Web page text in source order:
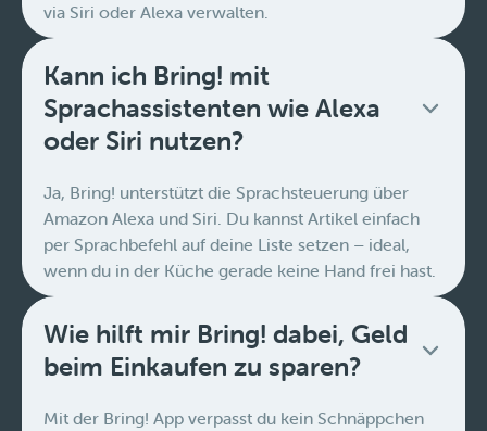
via Siri oder Alexa verwalten.
Kann ich Bring! mit
Sprachassistenten wie Alexa
oder Siri nutzen?
Ja, Bring! unterstützt die Sprachsteuerung über
Amazon Alexa und Siri. Du kannst Artikel einfach
per Sprachbefehl auf deine Liste setzen – ideal,
wenn du in der Küche gerade keine Hand frei hast.
Wie hilft mir Bring! dabei, Geld
beim Einkaufen zu sparen?
Mit der Bring! App verpasst du kein Schnäppchen